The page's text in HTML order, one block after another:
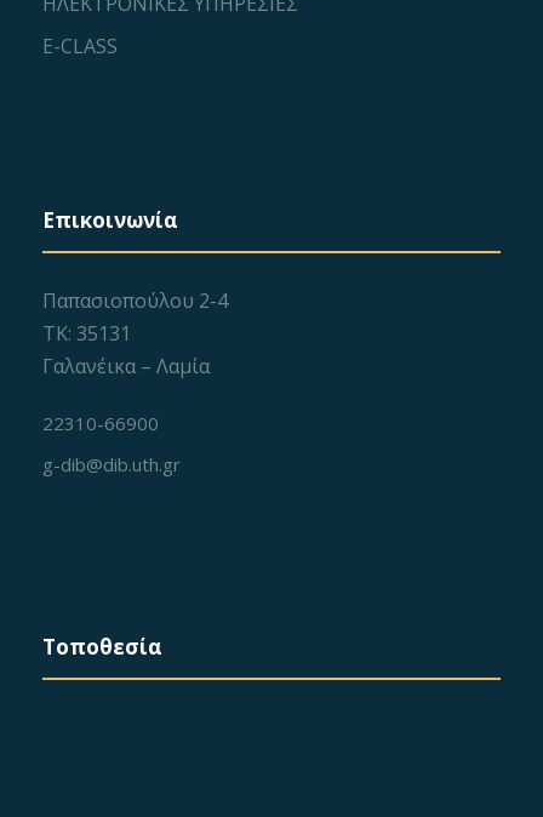
E-CLASS
Επικοινωνία
Παπασιοπούλου 2-4
ΤΚ: 35131
Γαλανέικα – Λαμία
22310-66900
g-dib@dib.uth.gr
Τοποθεσία